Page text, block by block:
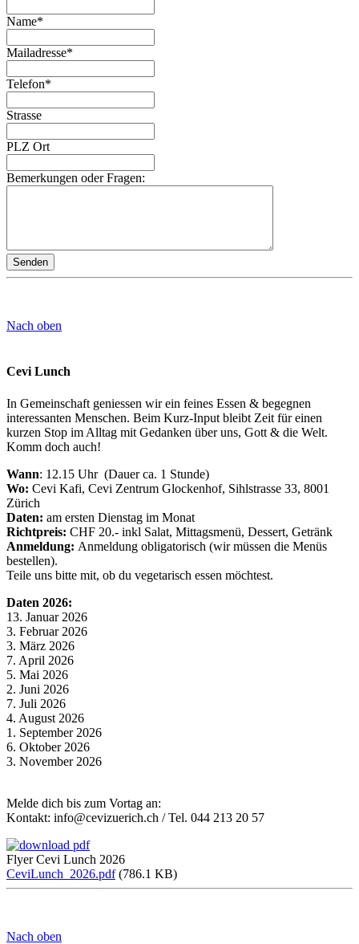
Name*
Mailadresse*
Telefon*
Strasse
PLZ Ort
Bemerkungen oder Fragen:
Nach oben
Cevi Lunch
In Gemeinschaft geniessen wir ein feines Essen & begegnen
interessanten Menschen. Beim Kurz-Input bleibt Zeit für einen
kurzen Stop im Alltag mit Gedanken über uns, Gott & die Welt.
Komm doch auch!
Wann: 12.15 Uhr (Dauer ca. 1 Stunde)
Wo: Cevi Kafi, Cevi Zentrum Glockenhof, Sihlstrasse 33, 8001
Zürich
Daten: am ersten Dienstag im Monat
Richtpreis: CHF 20.- inkl Salat, Mittagsmenü, Dessert, Getränk
Anmeldung: Anmeldung obligatorisch (wir müssen die Menüs
bestellen).
Teile uns bitte mit, ob du vegetarisch essen möchtest.
Daten 2026:
13. Januar 2026
3. Februar 2026
3. März 2026
7. April 2026
5. Mai 2026
2. Juni 2026
7. Juli 2026
4. August 2026
1. September 2026
6. Oktober 2026
3. November 2026
Melde dich bis zum Vortag an:
Kontakt: info@cevizuerich.ch / Tel. 044 213 20 57
Flyer Cevi Lunch 2026
CeviLunch_2026.pdf(786.1 KB)
Nach oben